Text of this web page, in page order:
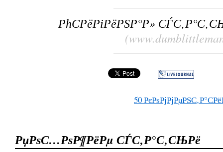
РћСРёРіРёРЅР°Р»
50
РџРѕС…РѕР¶РёРµ СЃС‚Р°С‚СЊРё